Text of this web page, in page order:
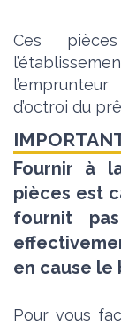
Ces
d’octroi du
Fournir à
pièces est
fournit
en cause le
Pour vous